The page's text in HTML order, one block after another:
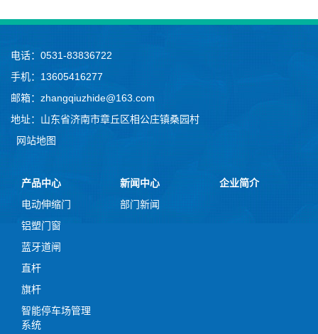
电话：0531-83836722
手机：13605416277
邮箱：zhangqiuzhide@163.com
地址：山东省济南市章丘区相公庄镇桑园村
网站地图
产品中心
电动伸缩门
铝塑门窗
蓝牙道闸
直杆
旗杆
智能停车场管理
系统
新闻中心
部门新闻
企业简介